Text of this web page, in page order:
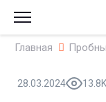
Главная
28.03.2024 13.8K